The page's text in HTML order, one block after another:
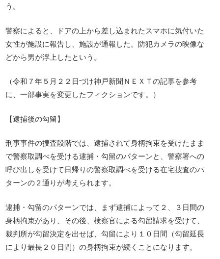
う。
警察によると、ドアの上から差し込まれたスマホに気付いた
女性が施設に報告し、施設が通報した。防犯カメラの映像な
どから男が浮上したという。
（令和７年５月２２日づけ神戸新聞ＮＥＸＴの記事を参考
に、一部事実を変更したフィクションです。）
【逮捕後の勾留】
刑事事件の捜査段階では、逮捕されて身柄拘束を受けたまま
で警察取調べを受ける逮捕・勾留のパターンと、警察署への
呼び出しを受けて日帰りの警察取調べを受ける在宅捜査のパ
ターンの２通りが考えられます。
逮捕・勾留のパターンでは、まず逮捕によって２、３日間の
身柄拘束があり、その後、検察官による勾留請求を受けて、
裁判所が勾留決定を出せば、勾留により１０日間（勾留延長
により最長２０日間）の身柄拘束が続くことになります。